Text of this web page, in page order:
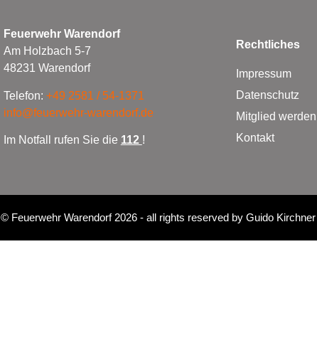
Feuerwehr Warendorf
Am Holzbach 5-7
48231 Warendorf
Telefon: +49 2581 / 54-1371
info@feuerwehr-warendorf.de
Im Notfall rufen Sie die 112 !
Rechtliches
Impressum
Datenschutz
Mitglied
Kontakt
© Feuerwehr Warendorf 2026- all rights reserved by Guido Kirchner